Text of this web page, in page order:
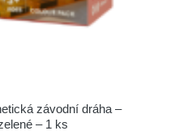
závodní dráha –
– 1 ks